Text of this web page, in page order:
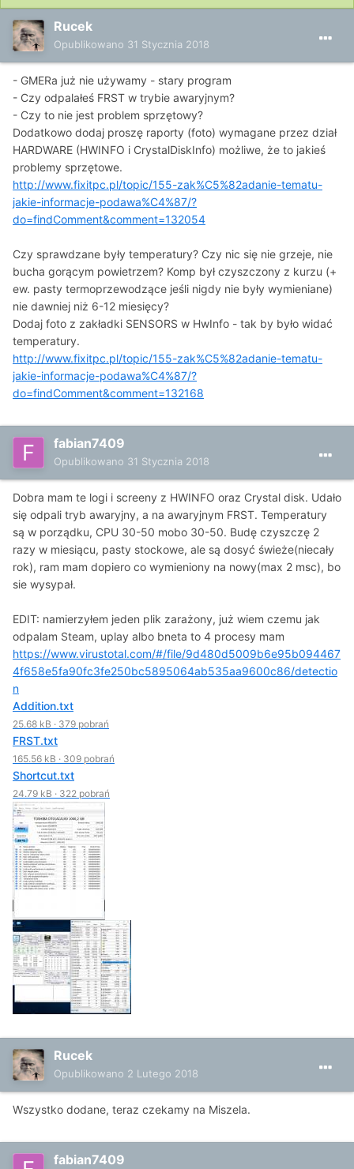
Rucek
Opublikowano 31 Stycznia 2018
- GMERa już nie używamy - stary program
- Czy odpalałeś FRST w trybie awaryjnym?
- Czy to nie jest problem sprzętowy?
Dodatkowo dodaj proszę raporty (foto) wymagane przez dział
HARDWARE (HWINFO i CrystalDiskInfo) możliwe, że to jakieś
problemy sprzętowe.
http://www.fixitpc.pl/topic/155-zak%C5%82adanie-tematu-
jakie-informacje-podawa%C4%87/?
do=findComment&comment=132054
Czy sprawdzane były temperatury? Czy nic się nie grzeje, nie
bucha gorącym powietrzem? Komp był czyszczony z kurzu (+
ew. pasty termoprzewodzące jeśli nigdy nie były wymieniane)
nie dawniej niż 6-12 miesięcy?
Dodaj foto z zakładki SENSORS w HwInfo - tak by było widać
temperatury.
http://www.fixitpc.pl/topic/155-zak%C5%82adanie-tematu-
jakie-informacje-podawa%C4%87/?
do=findComment&comment=132168
fabian7409
Opublikowano 31 Stycznia 2018
Dobra mam te logi i screeny z HWINFO oraz Crystal disk. Udało
się odpali tryb awaryjny, a na awaryjnym FRST. Temperatury
są w porządku, CPU 30-50 mobo 30-50. Budę czyszczę 2
razy w miesiącu, pasty stockowe, ale są dosyć świeże(niecały
rok), ram mam dopiero co wymieniony na nowy(max 2 msc), bo
sie wysypał.
EDIT: namierzyłem jeden plik zarażony, już wiem czemu jak
odpalam Steam, uplay albo bneta to 4 procesy mam
https://www.virustotal.com/#/file/9d480d5009b6e95b094467
4f658e5fa90fc3fe250bc5895064ab535aa9600c86/detectio
n
Addition.txt
25.68 kB · 379 pobrań
FRST.txt
165.56 kB · 309 pobrań
Shortcut.txt
24.79 kB · 322 pobrań
Rucek
Opublikowano 2 Lutego 2018
Wszystko dodane, teraz czekamy na Miszela.
fabian7409